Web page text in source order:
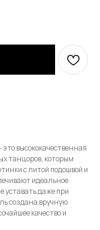
на первую
рассылку
высококачественная
танцоров, которым
с литой подошвой и
идеальное
уставать даже при
создана вручную
качество и